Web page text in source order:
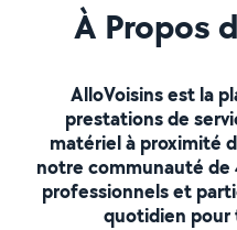
À Propos
AlloVoisins est la
prestations de
matériel à proximité
notre communauté de
professionnels et
quotidien pour